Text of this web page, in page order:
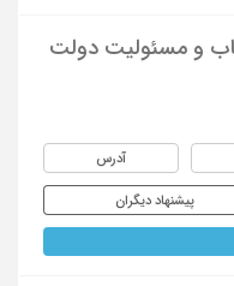
و مسئولیت دولت
آدرس
پیشنهاد دیگران